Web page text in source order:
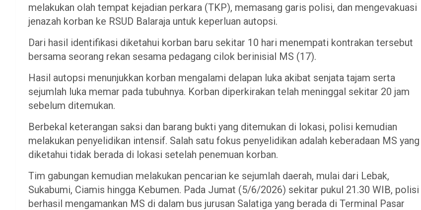
melakukan olah tempat kejadian perkara (TKP), memasang garis polisi, dan mengevakuasi
jenazah korban ke RSUD Balaraja untuk keperluan autopsi.
Dari hasil identifikasi diketahui korban baru sekitar 10 hari menempati kontrakan tersebut
bersama seorang rekan sesama pedagang cilok berinisial MS (17).
Hasil autopsi menunjukkan korban mengalami delapan luka akibat senjata tajam serta
sejumlah luka memar pada tubuhnya. Korban diperkirakan telah meninggal sekitar 20 jam
sebelum ditemukan.
Berbekal keterangan saksi dan barang bukti yang ditemukan di lokasi, polisi kemudian
melakukan penyelidikan intensif. Salah satu fokus penyelidikan adalah keberadaan MS yang
diketahui tidak berada di lokasi setelah penemuan korban.
Tim gabungan kemudian melakukan pencarian ke sejumlah daerah, mulai dari Lebak,
Sukabumi, Ciamis hingga Kebumen. Pada Jumat (5/6/2026) sekitar pukul 21.30 WIB, polisi
berhasil mengamankan MS di dalam bus jurusan Salatiga yang berada di Terminal Pasar